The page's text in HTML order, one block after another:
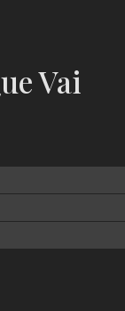
NORTE
Vai